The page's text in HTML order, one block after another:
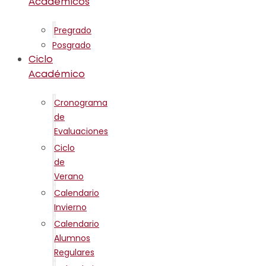
Académicos
Pregrado
Posgrado
Ciclo
Académico
Cronograma
de
Evaluaciones
Ciclo
de
Verano
Calendario
Invierno
Calendario
Alumnos
Regulares